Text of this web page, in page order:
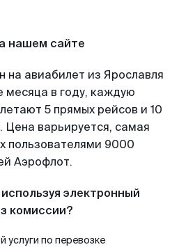
нашем сайте
на авиабилет из Ярославля
месяца в году, каждую
5 прямых рейсов и 10
Цена варьируется, самая
пользователями 9000
Аэрофлот.
электронный
комиссии?
услуги по перевозке